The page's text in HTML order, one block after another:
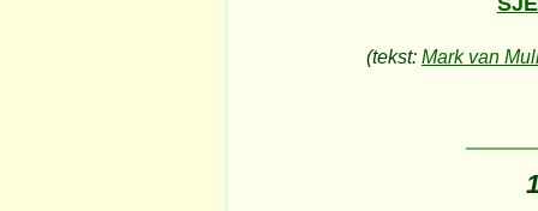
(tekst: Mark van